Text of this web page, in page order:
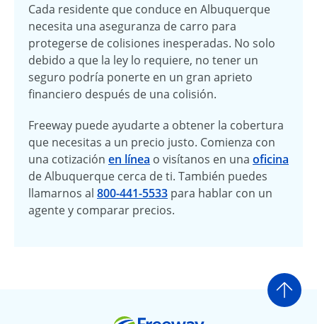
Cada residente que conduce en Albuquerque
necesita una aseguranza de carro para
protegerse de colisiones inesperadas. No solo
debido a que la ley lo requiere, no tener un
seguro podría ponerte en un gran aprieto
financiero después de una colisión.
Freeway puede ayudarte a obtener la cobertura
que necesitas a un precio justo. Comienza con
una cotización en línea o visítanos en una oficina
de Albuquerque cerca de ti. También puedes
llamarnos al 800-441-5533 para hablar con un
agente y comparar precios.
Ir